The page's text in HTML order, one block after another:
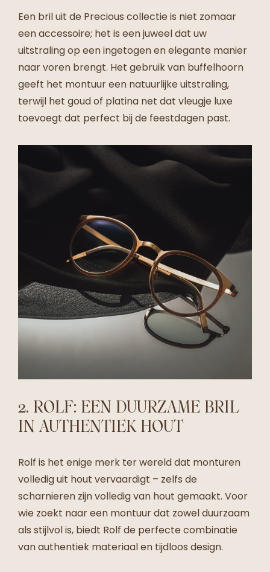
Een bril uit de Precious collectie is niet zomaar
een accessoire; het is een juweel dat uw
uitstraling op een ingetogen en elegante manier
naar voren brengt. Het gebruik van buffelhoorn
geeft het montuur een natuurlijke uitstraling,
terwijl het goud of platina net dat vleugje luxe
toevoegt dat perfect bij de feestdagen past.
2. ROLF: EEN DUURZAME BRIL
IN AUTHENTIEK HOUT
Rolf is het enige merk ter wereld dat monturen
volledig uit hout vervaardigt – zelfs de
scharnieren zijn volledig van hout gemaakt. Voor
wie zoekt naar een montuur dat zowel duurzaam
als stijlvol is, biedt Rolf de perfecte combinatie
van authentiek materiaal en tijdloos design.